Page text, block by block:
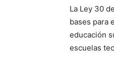
La Ley 30
bases para
educación
escuelas